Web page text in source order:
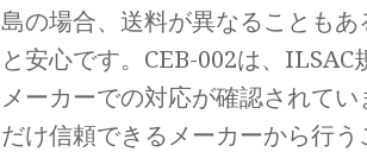
島の場合、送料が異なることも
と安心です。CEB-002は、
メーカーでの対応が確認されて
だけ信頼できるメーカーから行